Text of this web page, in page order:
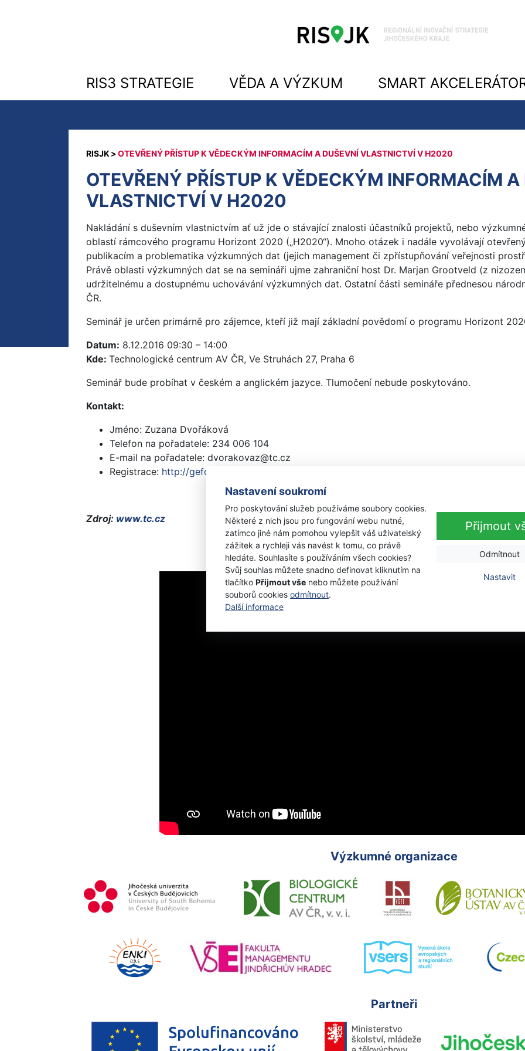
Nastavení soukromí
Pro poskytování služeb používáme soubory cookies.
Některé z nich jsou pro fungování webu nutné,
zatímco jiné nám pomohou vylepšit váš uživatelský
zážitek a rychleji vás navést k tomu, co právě
hledáte. Souhlasíte s používáním všech cookies?
Svůj souhlas můžete snadno definovat kliknutím na
tlačítko Přijmout vše nebo můžete používání
souborů cookies odmítnout.
Další informace
Přijmout
Odmítnout
Nastavit
RIS3 STRATEGIE VĚDA A VÝZKUM SMART
OTEVŘENÝ PŘÍSTUP K VĚDECKÝM INFORMACÍM A DUŠEVNÍ VLASTNICTVÍ V H2020
OTEVŘENÝ PŘÍSTUP K VĚDECKÝM INFORMACÍM
VLASTNICTVÍ V H2020
Nakládání s duševním vlastnictvím ať už jde o stávající znalosti účastníků projektů, nebo
oblastí rámcového programu Horizont 2020 („H2020“). Mnoho otázek i nadále vyvolávají
publikacím a problematika výzkumných dat (jejich management či zpřístupňování veřejnosti
Právě oblasti výzkumných dat se na semináři ujme zahraniční host Dr. Marjan Grootveld (z
udržitelnému a dostupnému uchovávání výzkumných dat. Ostatní části semináře přednesou
ČR.
Seminář je určen primárně pro zájemce, kteří již mají základní povědomí o programu Horizont
Datum: 8.12.2016 09:30 – 14:00
Kde: Technologické centrum AV ČR, Ve Struhách 27, Praha 6
Seminář bude probíhat v českém a anglickém jazyce. Tlumočení nebude poskytováno.
Kontakt:
Jméno: Zuzana Dvořáková
Telefon na pořadatele: 234 006 104
E-mail na pořadatele: dvorakovaz@tc.cz
Registrace: http://geform.tc.cz/iproa_2016
Zdroj: www.tc.cz
Výzkumné organizace
Partneři